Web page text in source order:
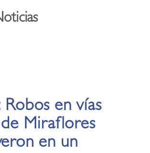
Robos en vías
Miraflores
en un